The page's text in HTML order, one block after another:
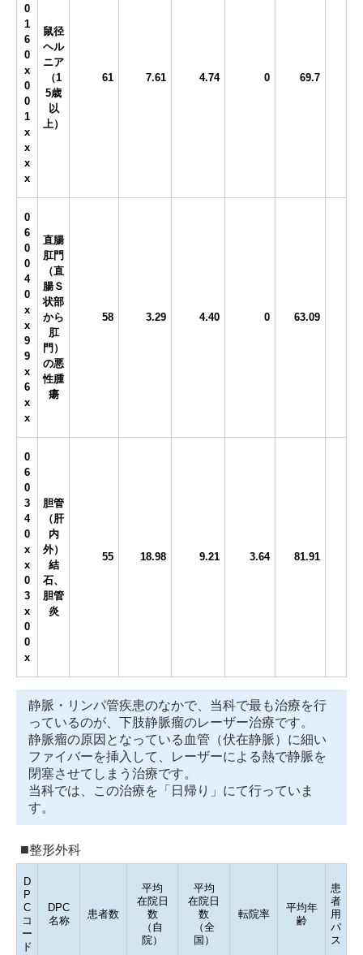
0
1
6
0
x
0
0
1
x
x
x
x
鼠径
ヘル
ニア
（1
5歳
以
上）
61 7.61 4.74 0 69.7
0
6
0
0
4
0
x
x
9
9
x
6
x
x
直腸
肛門
（直
腸Ｓ
状部
から
肛
門）
の悪
性腫
瘍
58 3.29 4.40 0 63.09
0
6
0
3
4
0
x
x
0
3
x
0
0
x
胆管
（肝
内
外）
結
石、
胆管
炎
55 18.98 9.21 3.64 81.91
静脈・リンパ管疾患のなかで、当科で最も治療を行
っているのが、下肢静脈瘤のレーザー治療です。
静脈瘤の原因となっている血管（伏在静脈）に細い
ファイバーを挿入して、レーザーによる熱で静脈を
閉塞させてしまう治療です。
当科では、この治療を「日帰り」にて行っていま
す。
整形外科
D
P
C
コ
ー
ド
DPC
名称
患者数
平均
在院日
数
（自
院）
平均
在院日
数
（全
国）
転院率
平均年
齢
患
者
用
パ
ス